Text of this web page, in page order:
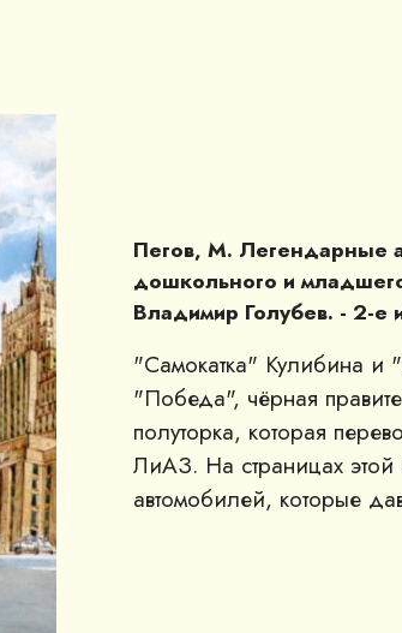
Пегов, М. Легендарные
дошкольного и
Владимир Голубев. - 2-е
"Самокатка" Кулибина и
"Победа", чёрная
полуторка, которая
ЛиАЗ. На страницах этой
автомобилей, которые